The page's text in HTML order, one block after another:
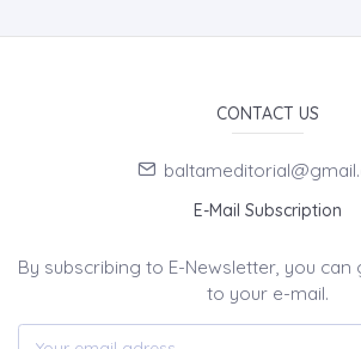
CONTACT US
E-Mail Subscription
By subscribing to E-Newsletter, you can
to your e-mail.